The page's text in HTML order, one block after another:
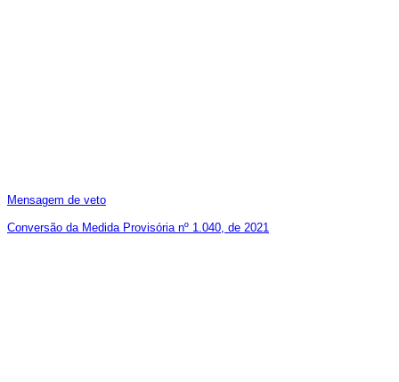
Mensagem de veto
Conversão da Medida Provisória nº 1.040, de 2021